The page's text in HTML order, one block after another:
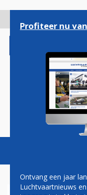
gaan
Magazine
Profiteer nu
Ontvang een jaar
Luchtvaartnieuws